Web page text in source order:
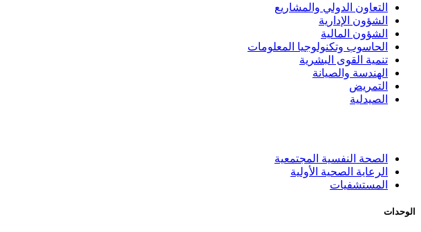
التعاون الدولي والمشاريع
الشؤون الإدارية
الشؤون المالية
الحاسوب وتكنولوجيا المعلومات
تنمية القوى البشرية
الهندسة والصيانة
التمريض
الصيدلية
الصحة النفسية المجتمعية
الرعاية الصحية الأولية
المستشفيات
الوحدات